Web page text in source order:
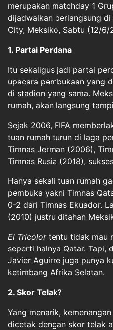
merupakan matchday 1
dijadwalkan berlangsung
City, Meksiko, Sabtu (12/
1. Partai Perdana
Itu sekaligus jadi partai
upacara pembukaan yang
di stadion yang sama.
rumah, akan langsung
Sejak 2006, FIFA
tuan rumah turun di laga
Timnas Jerman (2006),
Timnas Rusia (2018),
Hanya sekali tuan rumah
pembuka yakni Timnas
0-2 dari Timnas Ekuador.
(2010) justru ditahan
El Tricolortentu tidak mau
seperti halnya Qatar. Tapi,
Javier Aguirre juga punya
ketimbang Afrika Selatan.
2. Skor Telak?
Yang menarik,
dicetak dengan skor telak